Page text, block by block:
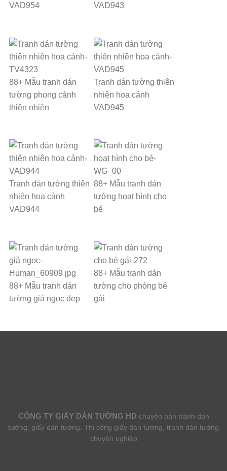
VAD954
VAD943
88+ Mẫu tranh dán
tường phong cảnh
thiên nhiên
Tranh dán tường thiên
nhiên hoa cảnh
VAD945
Tranh dán tường thiên
nhiên hoa cảnh
VAD944
88+ Mẫu tranh dán
tường hoạt hình cho
bé
88+ Mẫu tranh dán
tường giả ngọc đẹp
88+ Mẫu tranh dán
tường cho phòng bé
gái
CÔNG TY GIẤY DÁN TƯỜNG HD chuyên bán tranh dán
tường, giấy dán tường. Thi công giấy dán tường, tranh dán tường
chuyên nghiệp